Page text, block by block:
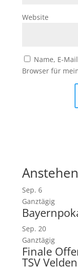
Website
Name, E-
Browser für
Sep. 6
Ganztägig
Sep. 20
Ganztägig
Finale
TSV Velden